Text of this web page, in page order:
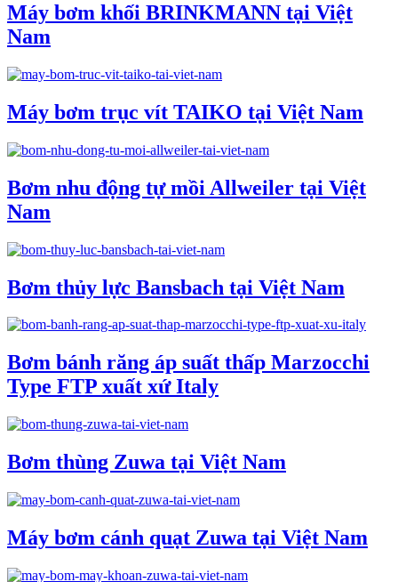
Máy bơm khối BRINKMANN tại Việt
Nam
Máy bơm trục vít TAIKO tại Việt Nam
Bơm nhu động tự mồi Allweiler tại Việt
Nam
Bơm thủy lực Bansbach tại Việt Nam
Bơm bánh răng áp suất thấp Marzocchi
Type FTP xuất xứ Italy
Bơm thùng Zuwa tại Việt Nam
Máy bơm cánh quạt Zuwa tại Việt Nam